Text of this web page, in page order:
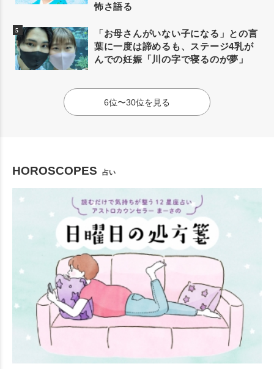
怖さ語る
「お母さんがいない子になる」との言
葉に一度は諦めるも、ステージ4乳が
んでの妊娠「川の字で寝るのが夢」
6位〜30位を見る
HOROSCOPES 占い